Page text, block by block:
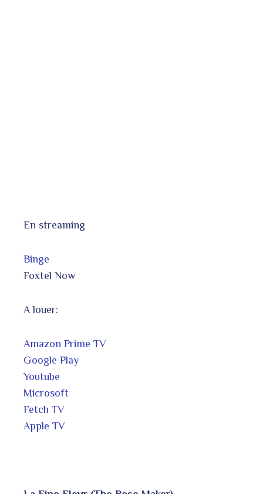
En streaming
Binge
Foxtel Now
A louer:
Amazon Prime TV
Google Play
Youtube
Microsoft
Fetch TV
Apple TV